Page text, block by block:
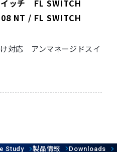
イッチ FL SWITCH
NT / FL SWITCH
対応 アンマネージドスイ
Study 製品情報 Downloads